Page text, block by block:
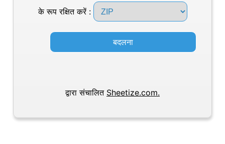
के रूप रक्षित करें :
बदलना
द्वारा संचालित Sheetize.com.